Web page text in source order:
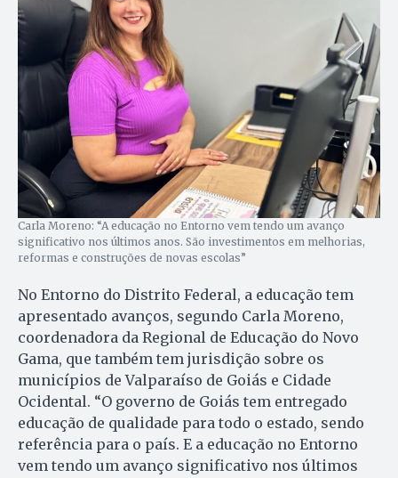
Carla Moreno: “A educação no Entorno vem tendo um avanço
significativo nos últimos anos. São investimentos em melhorias,
reformas e construções de novas escolas”
No Entorno do Distrito Federal, a educação tem
apresentado avanços, segundo Carla Moreno,
coordenadora da Regional de Educação do Novo
Gama, que também tem jurisdição sobre os
municípios de Valparaíso de Goiás e Cidade
Ocidental. “O governo de Goiás tem entregado
educação de qualidade para todo o estado, sendo
referência para o país. E a educação no Entorno
vem tendo um avanço significativo nos últimos